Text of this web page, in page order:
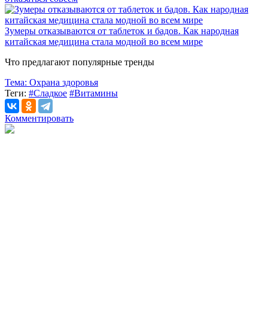
Зумеры отказываются от таблеток и бадов. Как народная
китайская медицина стала модной во всем мире
Что предлагают популярные тренды
Тема: Охрана здоровья
Теги: #Сладкое #Витамины
Комментировать